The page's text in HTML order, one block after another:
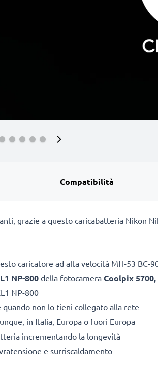
Compatibilità
grazie a questo caricabatteria Nikon
caricatore ad alta velocità MH-53 BC-
NP-800della fotocamera Coolpix 5700,
NP-800
quando non lo tieni collegato alla rete
in Italia, Europa o fuori Europa
incrementando la longevità
e surriscaldamento